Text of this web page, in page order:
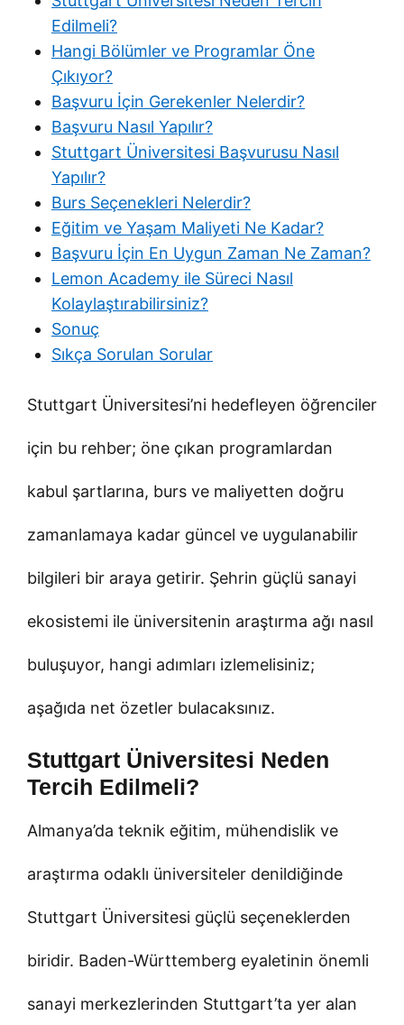
Edilmeli?
Hangi Bölümler ve Programlar Öne
Çıkıyor?
Başvuru İçin Gerekenler Nelerdir?
Başvuru Nasıl Yapılır?
Stuttgart Üniversitesi Başvurusu Nasıl
Yapılır?
Burs Seçenekleri Nelerdir?
Eğitim ve Yaşam Maliyeti Ne Kadar?
Başvuru İçin En Uygun Zaman Ne Zaman?
Lemon Academy ile Süreci Nasıl
Kolaylaştırabilirsiniz?
Sonuç
Sıkça Sorulan Sorular
Stuttgart Üniversitesi’ni hedefleyen öğrenciler
için bu rehber; öne çıkan programlardan
kabul şartlarına, burs ve maliyetten doğru
zamanlamaya kadar güncel ve uygulanabilir
bilgileri bir araya getirir. Şehrin güçlü sanayi
ekosistemi ile üniversitenin araştırma ağı nasıl
buluşuyor, hangi adımları izlemelisiniz;
aşağıda net özetler bulacaksınız.
Stuttgart Üniversitesi Neden
Tercih Edilmeli?
Almanya’da teknik eğitim, mühendislik ve
araştırma odaklı üniversiteler denildiğinde
Stuttgart Üniversitesi güçlü seçeneklerden
biridir. Baden-Württemberg eyaletinin önemli
sanayi merkezlerinden Stuttgart’ta yer alan